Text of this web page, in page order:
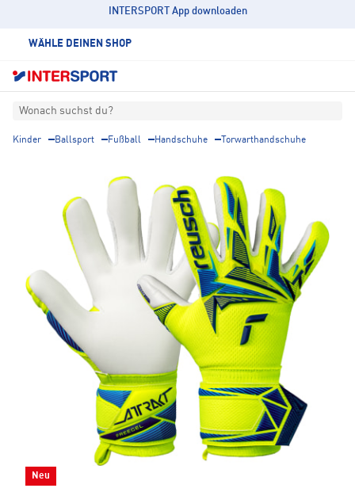
INTERSPORT App downloaden
WÄHLE DEINEN SHOP
Wonach suchst du?
Kinder Ballsport Fußball Handschuhe Torwarthandschuhe
Neu